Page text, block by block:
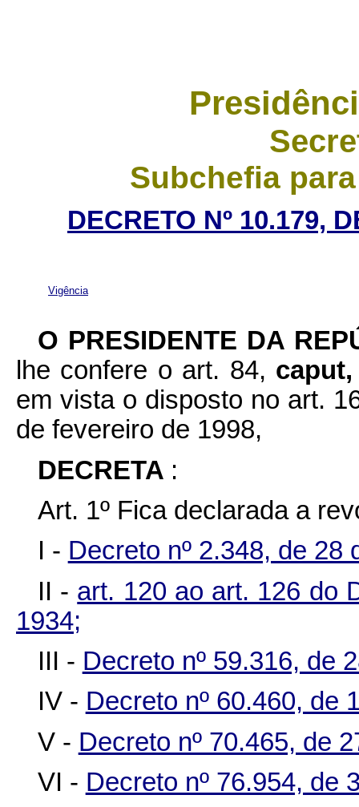
Subchefia
DECRETO Nº 10.179,
Vigência
O PRESIDENTE DA
lhe confere o art. 84,
em vista o disposto no art.
de fevereiro de 1998,
DECRETA :
Art. 1º Fica declarada a
I - Decreto nº 2.348, de 28
II - art. 120 ao art. 126 do
1934;
III - Decreto nº 59.316, de
IV - Decreto nº 60.460, de
V - Decreto nº 70.465, de
VI - Decreto nº 76.954, de